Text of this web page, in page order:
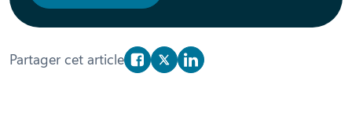
Partager cet article Partager sur Facebook
Partager sur X/Twitter
Partager sur Linkedin